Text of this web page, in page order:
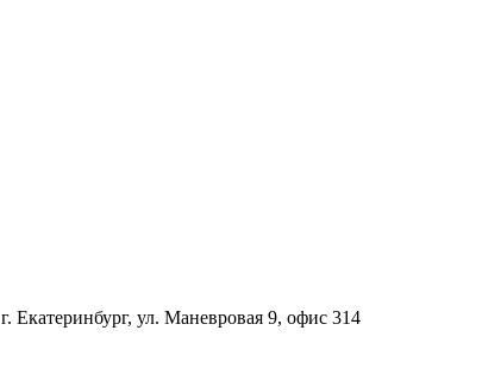
г. Екатеринбург, ул. Маневровая 9, офис 314